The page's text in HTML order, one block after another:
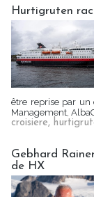
Hurtigruten
être reprise par un
Management,
croisiere,
Gebhard
de HX